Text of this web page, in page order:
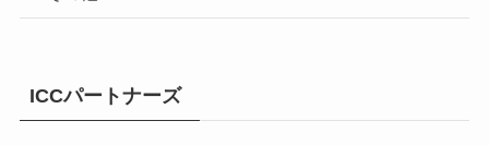
ICCパートナーズ